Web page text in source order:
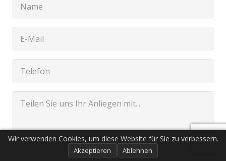
Wir verwenden Cookies, um diese Website für Sie zu verbessern.
Akzeptieren Ablehnen